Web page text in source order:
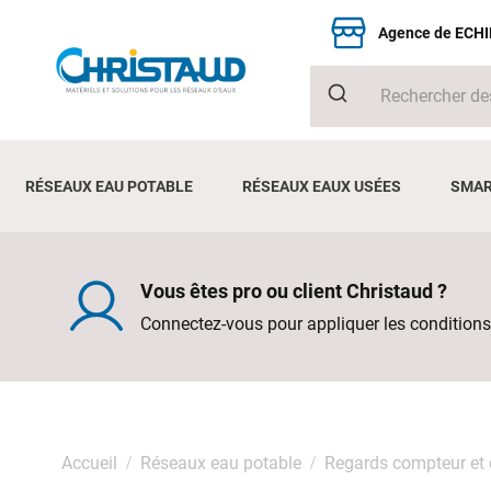
Agence de
RÉSEAUX EAU POTABLE RÉSEAUX EAUX USÉES
Vous êtes pro ou client Christaud ?
Connectez-vous pour appliquer les
Accueil Réseaux eau potable Regards compteur et